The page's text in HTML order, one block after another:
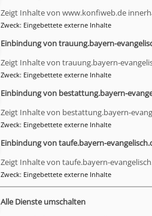
Stadtradeln Dingolfing - wir
"Erlöserkirche" haben
erreicht - yeppah!
Zeigt Inhalte von www.konfiweb.de
Zweck: Eingebettete externe Inhalte
Einbindung von trauung.bayern-
Zeigt Inhalte von trauung.bayern-
Zweck: Eingebettete externe Inhalte
Einbindung von bestattung.bayern-
Zeigt Inhalte von bestattung.bayern-
Zweck: Eingebettete externe Inhalte
Einbindung von taufe.bayern-
Zeigt Inhalte von taufe.bayern-
Zweck: Eingebettete externe Inhalte
Alle Dienste umschalten